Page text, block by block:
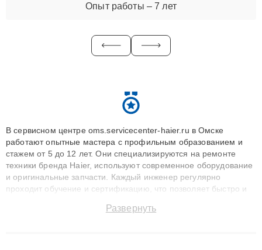
Опыт работы – 7 лет
В сервисном центре oms.servicecenter-haier.ru в Омске
работают опытные мастера с профильным образованием и
стажем от 5 до 12 лет. Они специализируются на ремонте
техники бренда Haier, используют современное оборудование
и оригинальные запчасти. Каждый инженер регулярно
проходит обучение и сертификацию, что позволяет быстро и
сохранением гарантии до 3 лет. Наши мастера решают
Развернуть